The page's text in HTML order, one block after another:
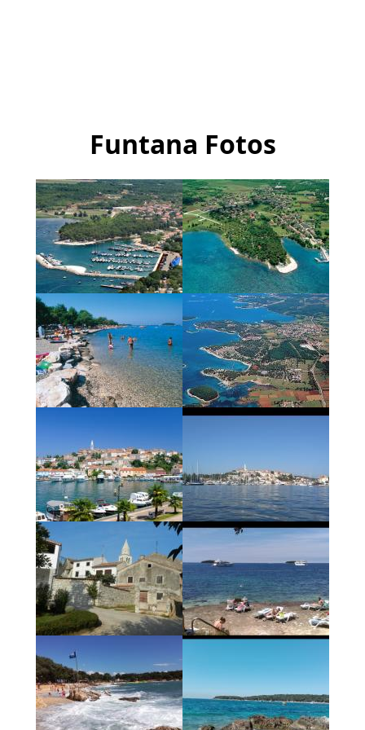
Funtana Fotos